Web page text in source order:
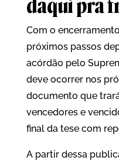
daqui pra
Com o
próximos passos
acórdão pelo
deve ocorrer nos
documento que
vencedores e
final da tese com
A partir dessa